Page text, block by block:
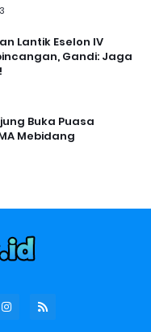
Lantik Eselon IV
Gandi: Jaga
Buka Puasa
Mebidang